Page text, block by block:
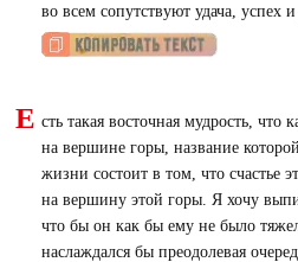
во всем сопутствуют удача, успех и
Е сть такая восточная мудрость, что
на вершине горы, название
жизни состоит в том, что счастье
на вершину этой горы. Я хочу
что бы он как бы ему не было
наслаждался бы преодолевая